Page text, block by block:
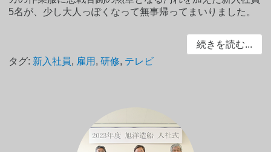
5名が、少し大人っぽくなって無事帰ってまいりました。
続きを読む...
タグ: 新入社員, 雇用 ,研修, テレビ